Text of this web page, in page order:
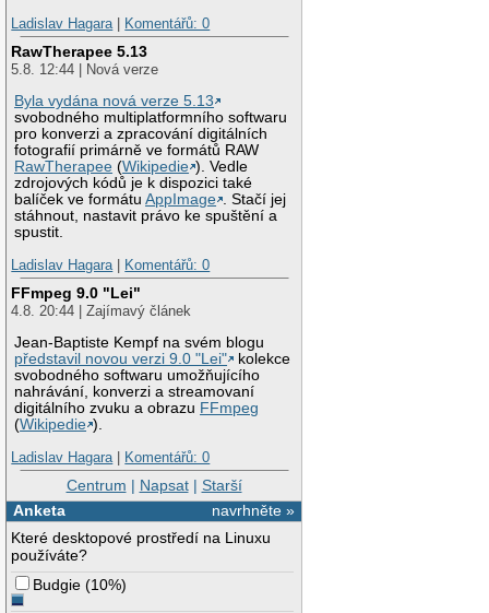
Ladislav Hagara | Komentářů: 0
RawTherapee 5.13
5.8. 12:44 | Nová verze
Byla vydána nová verze 5.13
svobodného multiplatformního softwaru
pro konverzi a zpracování digitálních
fotografií primárně ve formátů RAW
RawTherapee (Wikipedie ). Vedle
zdrojových kódů je k dispozici také
balíček ve formátuAppImage
. Stačí jej
stáhnout, nastavit právo ke spuštění a
spustit.
Ladislav Hagara | Komentářů: 0
FFmpeg 9.0 "Lei"
4.8. 20:44 | Zajímavý článek
Jean-Baptiste Kempf na svém blogu
představil novou verzi 9.0 "Lei"
kolekce
svobodného softwaru umožňujícího
nahrávání, konverzi a streamovaní
digitálního zvuku a obrazu FFmpeg
(Wikipedie ).
Ladislav Hagara | Komentářů: 0
Centrum | Napsat| Starší
navrhněte »
Anketa
Které desktopové prostředí na Linuxu
používáte?
Budgie (10%)